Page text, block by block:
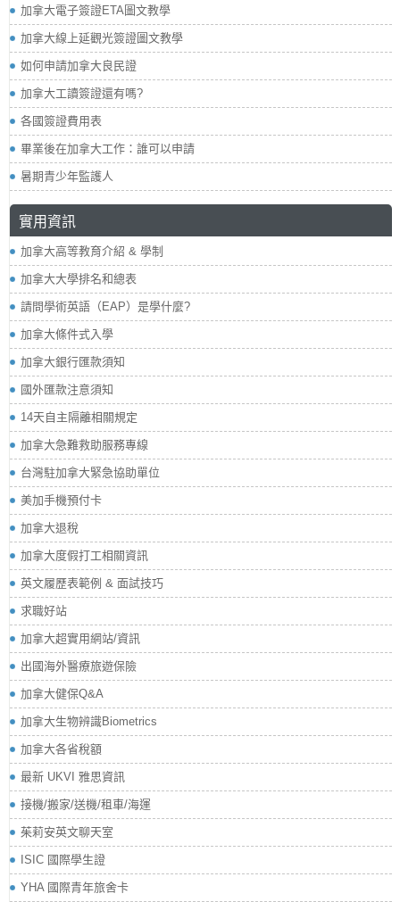
加拿大電子簽證ETA圖文教學
加拿大線上延觀光簽證圖文教學
如何申請加拿大良民證
加拿大工讀簽證還有嗎?
各國簽證費用表
畢業後在加拿大工作：誰可以申請
暑期青少年監護人
實用資訊
加拿大高等教育介紹 & 學制
加拿大大學排名和總表
請問學術英語（EAP）是學什麼?
加拿大條件式入學
加拿大銀行匯款須知
國外匯款注意須知
14天自主隔離相關規定
加拿大急難救助服務專線
台灣駐加拿大緊急協助單位
美加手機預付卡
加拿大退稅
加拿大度假打工相關資訊
英文履歷表範例 & 面試技巧
求職好站
加拿大超實用網站/資訊
出國海外醫療旅遊保險
加拿大健保Q&A
加拿大生物辨識Biometrics
加拿大各省稅額
最新 UKVI 雅思資訊
接機/搬家/送機/租車/海運
茱莉安英文聊天室
ISIC 國際學生證
YHA 國際青年旅舍卡